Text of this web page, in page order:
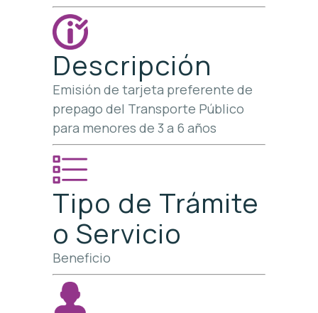
Descripción
Emisión de tarjeta preferente de
prepago del Transporte Público
para menores de 3 a 6 años
Tipo de Trámite
o Servicio
Beneficio